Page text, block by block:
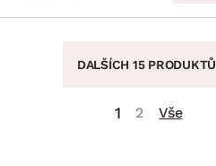
DALŠÍCH 15 PRODUKTŮ
1 2 Vše